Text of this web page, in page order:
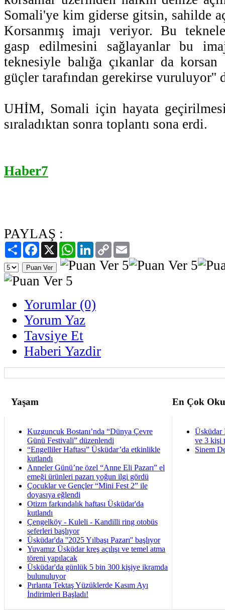
Somali'ye kim giderse gitsin, sahilde
Korsanmış imajı veriyor. Bu
gasp edilmesini sağlayanlar bu
teknesiyle balığa çıkanlar da korsan
güçler tarafından gerekirse vuruluyor''
UHİM, Somali için hayata
sıraladıktan sonra toplantı sona erdi.
Haber7
PAYLAŞ :
PaylaşFacebook
X WhatsAppLinkedIn
Copy
Link
Yorumlar (0)
Yorum Yaz
Tavsiye Et
Haberi Yazdir
Yaşam En Çok
Kuzguncuk Bostanı’nda “Dünya Çevre
Günü Festivali” düzenlendi
“Engelliler Haftası” Üsküdar’da etkinlikle
kutlandı
Anneler Günü’ne özel “Anne Eli Pazarı” el
emeği ürünleri pazarı yoğun ilgi gördü
Çocuklar ve Gençler “Mini Fest 2” ile
doyasıya eğlendi
Otizm farkındalık haftası Üsküdar'da
kutlandı
Çengelköy - Kuleli - Kandilli ring otobüs
seferleri başlıyor
Üsküdar'da ''2025 Yılbaşı Pazarı'' başlıyor
Yuvamız Üsküdar kreş açılışı ve temel atma
töreni yapılacak
Üsküdar'da günlük 5 bin 300 kişiye ikramda
bulunuluyor
Pırlanta Tektaş Yüzüklerde Kasım Ayı
İndirimleri Başladı!
Üsküdar
ve 3 kişi
Sinem